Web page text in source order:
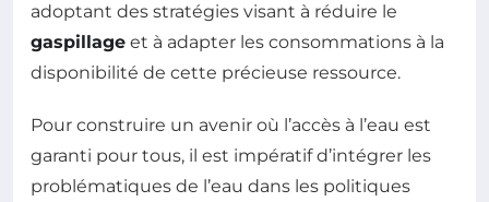
adoptant des stratégies visant à réduire le
gaspillage et à adapter les consommations à la
disponibilité de cette précieuse ressource.
Pour construire un avenir où l’accès à l’eau est
garanti pour tous, il est impératif d’intégrer les
problématiques de l’eau dans les politiques